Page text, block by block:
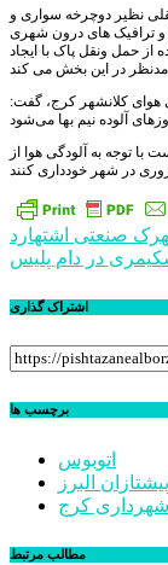
نظیر دوچرخه سواری و
و ترافیک های درون شهری
از حمل ونقل پاک با ایجاد
هوای کلانشهر کرج، گفت:
توجه به آلودگی هوا از
راهبری
نوشته
صنعتی اشتهارد
در دام پلیس
اشتراک گذاری
برچسب ها
اتوبوس
پیشتازان البرز
شهرداری کرج
مطالب مرتبط